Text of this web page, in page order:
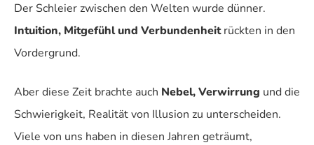
Der Schleier zwischen den Welten wurde dünner.
Intuition, Mitgefühl und Verbundenheitrückten in den
Vordergrund.
Aber diese Zeit brachte auch Nebel, Verwirrung und die
Schwierigkeit, Realität von Illusion zu unterscheiden.
Viele von uns haben in diesen Jahren geträumt,